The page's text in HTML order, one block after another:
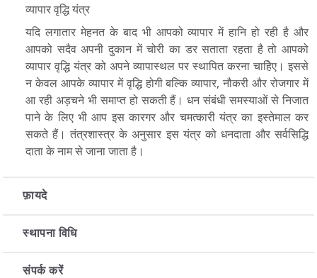
व्यापार वृद्धि यंत्र
यदि लगातार मेहनत के बाद भी आपको व्यापार में हानि हो रही है और
आपको सदैव अपनी दुकान में चोरी का डर सताता रहता है तो आपको
व्यापार वृद्धि यंत्र को अपने व्यापास्थल पर स्थापित करना चाहिेए। इससे
न केवल आपके व्यापार में वृद्धि होगी बल्कि व्यापार, नौकरी और रोजगार में
आ रही अड़चने भी समाप्त हो सकती हैं। धन संबंधी समस्याओं से निजात
पाने के लिए भी आप इस कारगर और चमत्कारी यंत्र का इस्तेमाल कर
सकते हैं। तंत्रशास्त्र के अनुसार इस यंत्र को धनदाता और सर्वसिद्धि
दाता के नाम से जाना जाता है।
फ़ायदे
स्थापना विधि
संपर्क करें